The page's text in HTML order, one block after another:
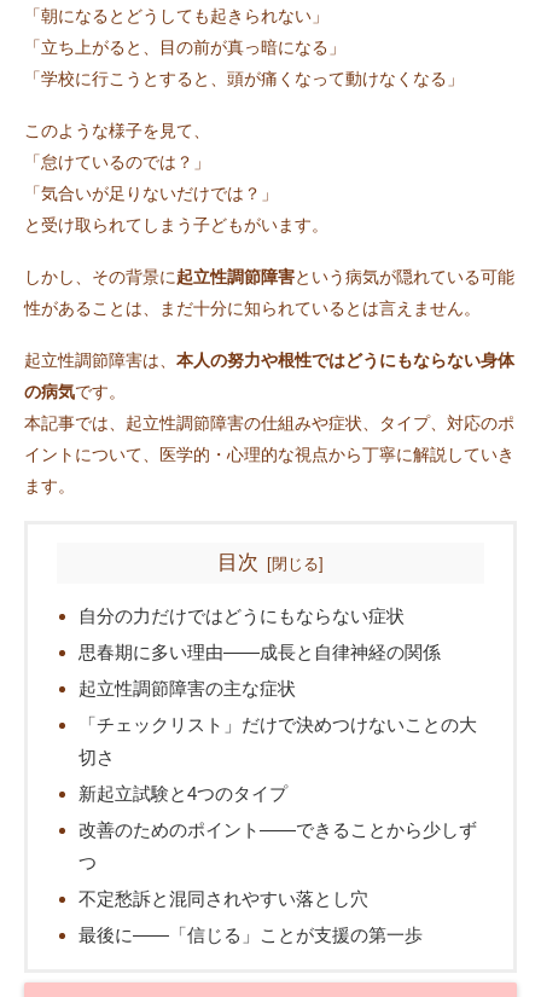
「朝になるとどうしても起きられない」
「立ち上がると、目の前が真っ暗になる」
「学校に行こうとすると、頭が痛くなって動けなくなる」
このような様子を見て、
「怠けているのでは？」
「気合いが足りないだけでは？」
と受け取られてしまう子どもがいます。
しかし、その背景に起立性調節障害という病気が隠れている可能
性があることは、まだ十分に知られているとは言えません。
起立性調節障害は、 本人の努力や根性ではどうにもならない身体
の病気です。
本記事では、起立性調節障害の仕組みや症状、タイプ、対応のポ
イントについて、医学的・心理的な視点から丁寧に解説していき
ます。
目次
自分の力だけではどうにもならない症状
思春期に多い理由――成長と自律神経の関係
起立性調節障害の主な症状
「チェックリスト」だけで決めつけないことの大
切さ
新起立試験と4つのタイプ
改善のためのポイント――できることから少しず
つ
不定愁訴と混同されやすい落とし穴
最後に――「信じる」ことが支援の第一歩